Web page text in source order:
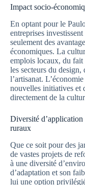
Impact socio-
En optant pour le
entreprises
seulement des
économiques. La
emplois locaux, du fait
les secteurs du
l’artisanat.
nouvelles initiatives et
directement de la
Diversité d’application
ruraux
Que ce soit pour des
de vastes projets de
à une diversité
d’adaptation et son
lui une option